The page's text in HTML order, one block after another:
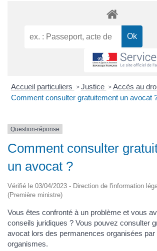
Accueil particuliers > Justice > Accès au
Comment consulter gratuitement un avocat
Question-réponse
Comment consulter
un avocat ?
Vérifié le 03/04/2023 - Direction de l'information
(Première ministre)
Vous êtes confronté à un problème et vous
conseils juridiques ? Vous pouvez consulter
avocat lors des permanences organisées par
organismes.